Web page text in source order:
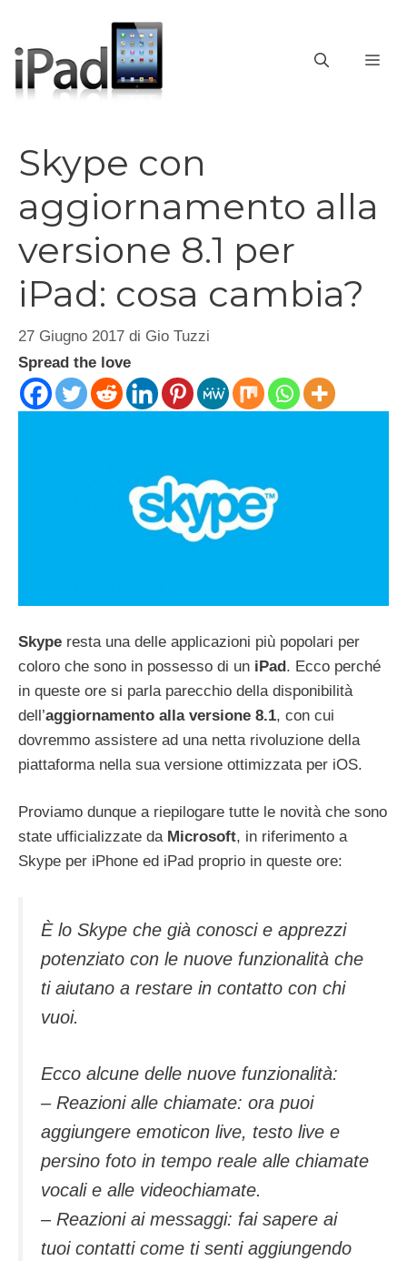
contenuto
Skype con
aggiornamento alla
versione 8.1 per
iPad: cosa cambia?
27 Giugno 2017 di Gio Tuzzi
Spread the love
Skype resta una delle applicazioni più popolari per
coloro che sono in possesso di un iPad. Ecco perché
in queste ore si parla parecchio della disponibilità
dell’aggiornamento alla versione 8.1, con cui
dovremmo assistere ad una netta rivoluzione della
piattaforma nella sua versione ottimizzata per iOS.
Proviamo dunque a riepilogare tutte le novità che sono
state ufficializzate da Microsoft, in riferimento a
Skype per iPhone ed iPad proprio in queste ore:
È lo Skype che già conosci e apprezzi
potenziato con le nuove funzionalità che
ti aiutano a restare in contatto con chi
vuoi.
Ecco alcune delle nuove funzionalità:
– Reazioni alle chiamate: ora puoi
aggiungere emoticon live, testo live e
persino foto in tempo reale alle chiamate
vocali e alle videochiamate.
– Reazioni ai messaggi: fai sapere ai
tuoi contatti come ti senti aggiungendo